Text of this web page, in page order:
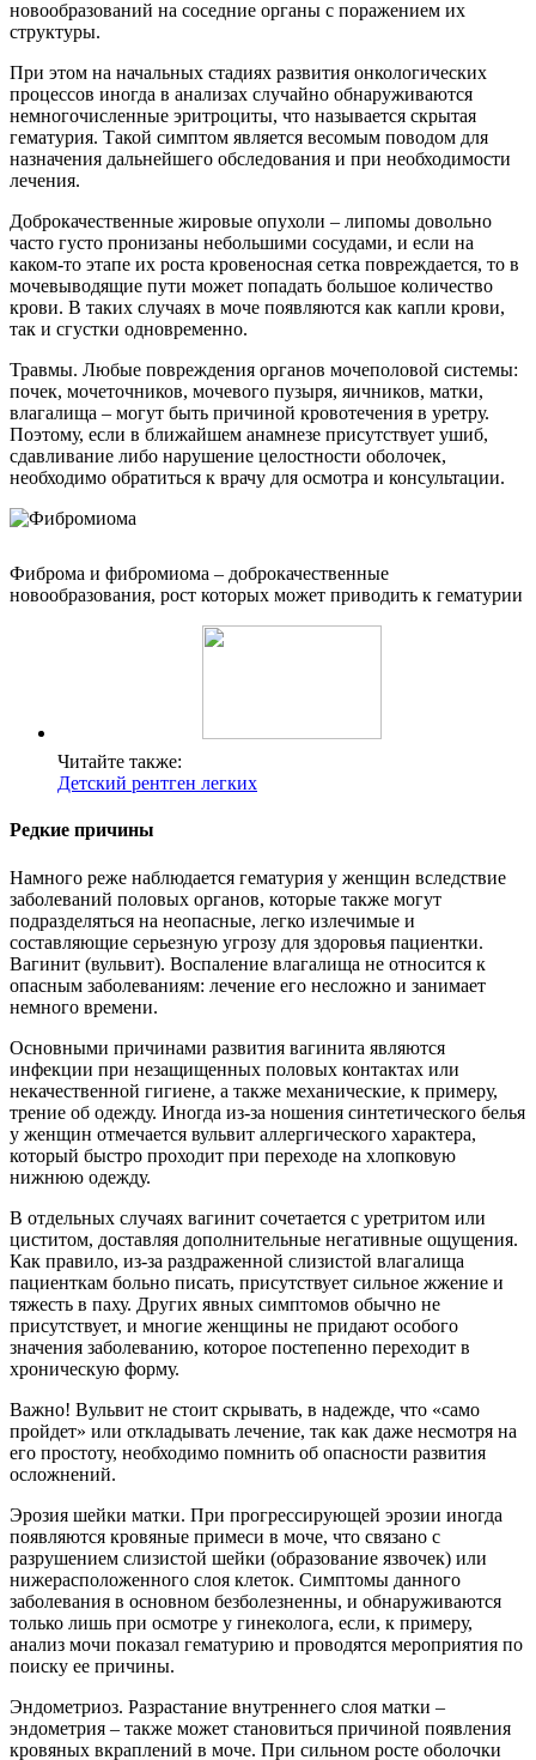
новообразований на соседние органы с поражением их
структуры.
При этом на начальных стадиях развития онкологических
процессов иногда в анализах случайно обнаруживаются
немногочисленные эритроциты, что называется скрытая
гематурия. Такой симптом является весомым поводом для
назначения дальнейшего обследования и при необходимости
лечения.
Доброкачественные жировые опухоли – липомы довольно
часто густо пронизаны небольшими сосудами, и если на
каком-то этапе их роста кровеносная сетка повреждается, то в
мочевыводящие пути может попадать большое количество
крови. В таких случаях в моче появляются как капли крови,
так и сгустки одновременно.
Травмы. Любые повреждения органов мочеполовой системы:
почек, мочеточников, мочевого пузыря, яичников, матки,
влагалища – могут быть причиной кровотечения в уретру.
Поэтому, если в ближайшем анамнезе присутствует ушиб,
сдавливание либо нарушение целостности оболочек,
необходимо обратиться к врачу для осмотра и консультации.
Фиброма и фибромиома – доброкачественные
новообразования, рост которых может приводить к гематурии
Читайте также:
Детский рентген легких
Редкие причины
Намного реже наблюдается гематурия у женщин вследствие
заболеваний половых органов, которые также могут
подразделяться на неопасные, легко излечимые и
составляющие серьезную угрозу для здоровья пациентки.
Вагинит (вульвит). Воспаление влагалища не относится к
опасным заболеваниям: лечение его несложно и занимает
немного времени.
Основными причинами развития вагинита являются
инфекции при незащищенных половых контактах или
некачественной гигиене, а также механические, к примеру,
трение об одежду. Иногда из-за ношения синтетического белья
у женщин отмечается вульвит аллергического характера,
который быстро проходит при переходе на хлопковую
нижнюю одежду.
В отдельных случаях вагинит сочетается с уретритом или
циститом, доставляя дополнительные негативные ощущения.
Как правило, из-за раздраженной слизистой влагалища
пациенткам больно писать, присутствует сильное жжение и
тяжесть в паху. Других явных симптомов обычно не
присутствует, и многие женщины не придают особого
значения заболеванию, которое постепенно переходит в
хроническую форму.
Важно! Вульвит не стоит скрывать, в надежде, что «само
пройдет» или откладывать лечение, так как даже несмотря на
его простоту, необходимо помнить об опасности развития
осложнений.
Эрозия шейки матки. При прогрессирующей эрозии иногда
появляются кровяные примеси в моче, что связано с
разрушением слизистой шейки (образование язвочек) или
нижерасположенного слоя клеток. Симптомы данного
заболевания в основном безболезненны, и обнаруживаются
только лишь при осмотре у гинеколога, если, к примеру,
анализ мочи показал гематурию и проводятся мероприятия по
поиску ее причины.
Эндометриоз. Разрастание внутреннего слоя матки –
эндометрия – также может становиться причиной появления
кровяных вкраплений в моче. При сильном росте оболочки